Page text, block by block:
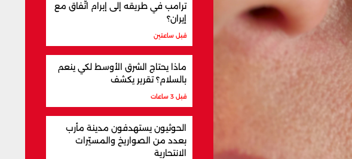
ترامب في طريقه إلى إبرام اتّفاق مع
إيران؟
قبل ساعتين
ماذا يحتاج الشرق الأوسط لكي ينعم
بالسلام؟ تقرير يكشف
قبل 3 ساعات
الحوثيون يستهدفون مدينة مأرب
بعدد من الصواريخ والمسيّرات
الانتحارية